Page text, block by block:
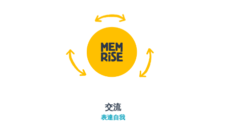
交流
表達自我